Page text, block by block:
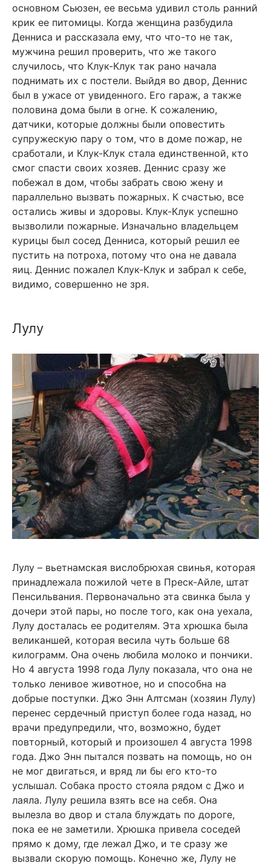
основном Сьюзен, ее весьма удивил столь ранний
крик ее питомицы. Когда женщина разбудила
Денниса и рассказала ему, что что-то не так,
мужчина решил проверить, что же такого
случилось, что Клук-Клук так рано начала
поднимать их с постели. Выйдя во двор, Деннис
был в ужасе от увиденного. Его гараж, а также
половина дома были в огне. К сожалению,
датчики, которые должны были оповестить
супружескую пару о том, что в доме пожар, не
сработали, и Клук-Клук стала единственной, кто
смог спасти своих хозяев. Деннис сразу же
побежал в дом, чтобы забрать свою жену и
параллельно вызвать пожарных. К счастью, все
остались живы и здоровы. Клук-Клук успешно
вызволили пожарные. Изначально владельцем
курицы был сосед Денниса, который решил ее
пустить на потроха, потому что она не давала
яиц. Деннис пожалел Клук-Клук и забрал к себе,
видимо, совершенно не зря.
Лулу
Лулу – вьетнамская вислобрюхая свинья, которая
принадлежала пожилой чете в Преск-Айле, штат
Пенсильвания. Первоначально эта свинка была у
дочери этой пары, но после того, как она уехала,
Лулу досталась ее родителям. Эта хрюшка была
великаншей, которая весила чуть больше 68
килограмм. Она очень любила молоко и пончики.
Но 4 августа 1998 года Лулу показала, что она не
только ленивое животное, но и способна на
добрые поступки. Джо Энн Алтсман (хозяин Лулу)
перенес сердечный приступ более года назад, но
врачи предупредили, что, возможно, будет
повторный, который и произошел 4 августа 1998
года. Джо Энн пытался позвать на помощь, но он
не мог двигаться, и вряд ли бы его кто-то
услышал. Собака просто стояла рядом с Джо и
лаяла. Лулу решила взять все на себя. Она
вылезла во двор и стала блуждать по дороге,
пока ее не заметили. Хрюшка привела соседей
прямо к дому, где лежал Джо, и те сразу же
вызвали скорую помощь. Конечно же, Лулу не